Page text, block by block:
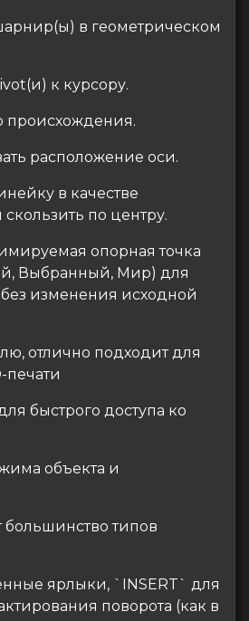
в геометрическом
к курсору.
происхождения.
расположение оси.
в качестве
по центру.
опорная точка
Выбранный, Мир) для
изменения исходной
отлично подходит для
печати
быстрого доступа ко
объекта и
типов
ярлыки, `INSERT` для
поворота (как в